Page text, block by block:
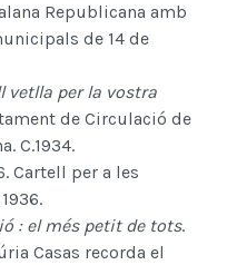
Republicana amb
de 14 de
vetlla per la vostra
de Circulació de
C.1934.
Cartell per a les
: el més petit de tots.
Casas recorda el